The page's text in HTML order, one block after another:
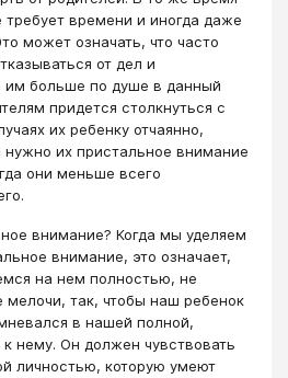
времени и иногда даже
может означать, что часто
от дел и
им больше по душе в данный
придется столкнуться с
их ребенку отчаянно,
их пристальное внимание
они меньше всего
внимание? Когда мы уделяем
внимание, это означает,
на нем полностью, не
мелочи, так, чтобы наш ребенок
в нашей полной,
нему. Он должен чувствовать
личностью, которую умеют